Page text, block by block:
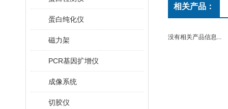
蛋白纯化仪
磁力架
PCR基因扩增仪
成像系统
切胶仪
相关产品：
没有相关产品信息...